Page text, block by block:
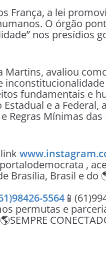
França, a lei
O órgão
nos presídios
Martins, avaliou
fundamentais e
e a Federal,
Regras Mínimas
,
Brasília, Brasil e do
5564
permutas e